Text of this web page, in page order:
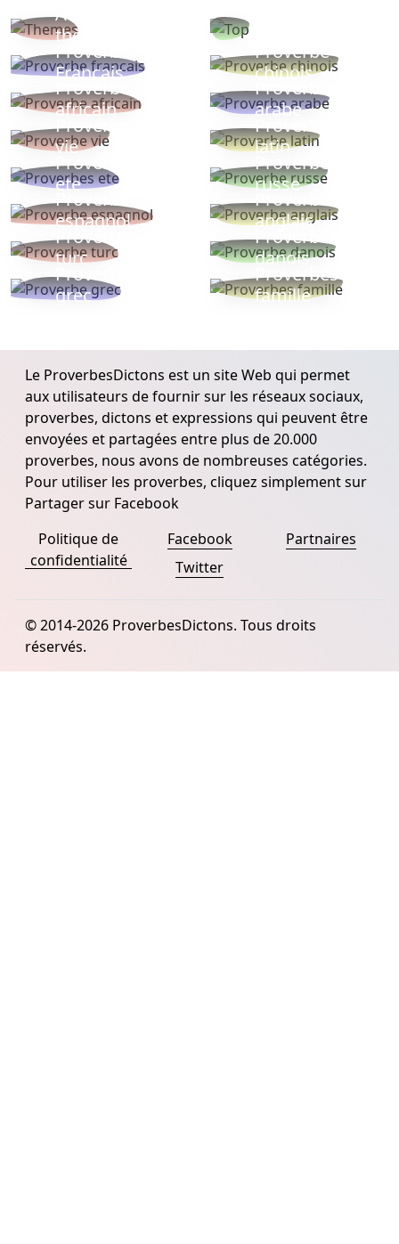
Autres
thèmes
Proverbe
Français
Proverbe
chinois
Proverbe
africain
Proverbe
arabe
Proverbe
vie
Proverbe
latin
Proverbes
ete
Proverbe
russe
Proverbe
espagnol
Proverbe
anglais
Proverbe
turc
Proverbe
danois
Proverbe
grec
Proverbes
famille
Le ProverbesDictons est un site Web qui permet
aux utilisateurs de fournir sur les réseaux sociaux,
proverbes, dictons et expressions qui peuvent être
envoyées et partagées entre plus de 20.000
proverbes, nous avons de nombreuses catégories.
Pour utiliser les proverbes, cliquez simplement sur
Partager sur Facebook
Politique de
confidentialité
Facebook
Twitter
Partnaires
© 2014-2026 ProverbesDictons. Tous droits
réservés.